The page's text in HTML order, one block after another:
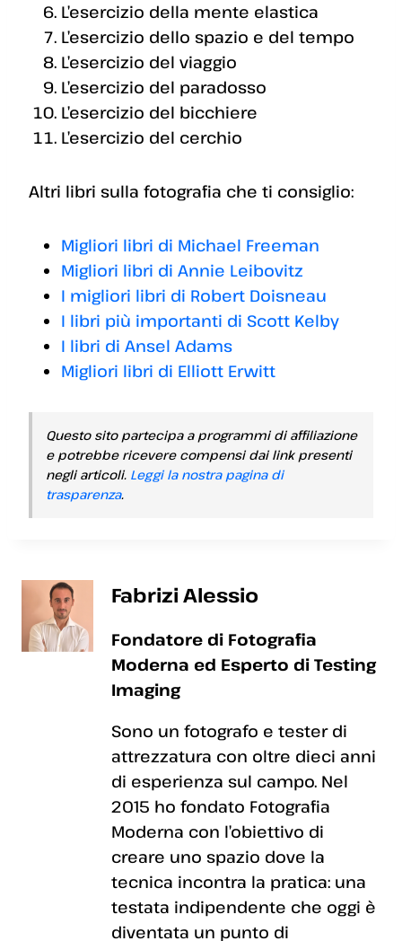
L’esercizio della mente elastica
L’esercizio dello spazio e del tempo
L’esercizio del viaggio
L’esercizio del paradosso
L’esercizio del bicchiere
L’esercizio del cerchio
Altri libri sulla fotografia che ti consiglio:
Migliori libri di Michael Freeman
Migliori libri di Annie Leibovitz
I migliori libri di Robert Doisneau
I libri più importanti di Scott Kelby
I libri di Ansel Adams
Migliori libri di Elliott Erwitt
Questo sito partecipa a programmi di affiliazione
e potrebbe ricevere compensi dai link presenti
negli articoli. Leggi la nostra pagina di
trasparenza.
Fabrizi Alessio
Fondatore di Fotografia
Moderna ed Esperto di Testing
Imaging
Sono un fotografo e tester di
attrezzatura con oltre dieci anni
di esperienza sul campo. Nel
2015 ho fondato Fotografia
Moderna con l’obiettivo di
creare uno spazio dove la
tecnica incontra la pratica: una
testata indipendente che oggi è
diventata un punto di